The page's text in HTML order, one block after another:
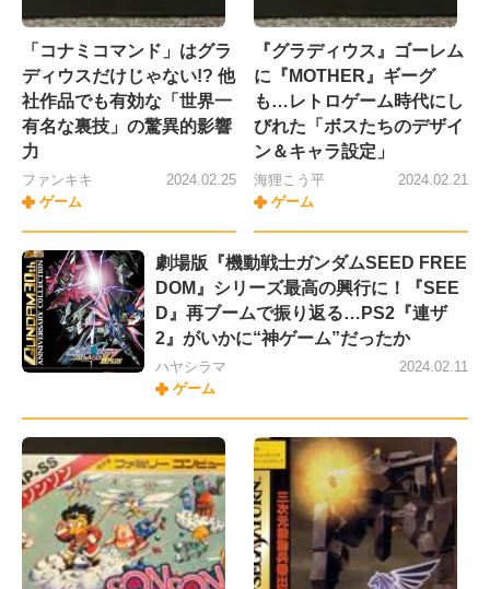
「コナミコマンド」はグラ
ディウスだけじゃない!? 他
社作品でも有効な「世界一
有名な裏技」の驚異的影響
力
ファンキキ
ゲーム
2024.02.25
『グラディウス』ゴーレム
に『MOTHER』ギーグ
も…レトロゲーム時代にし
びれた「ボスたちのデザイ
ン＆キャラ設定」
海狸こう平
ゲーム
2024.02.21
劇場版『機動戦士ガンダムSEED FREE
DOM』シリーズ最高の興行に！『SEE
D』再ブームで振り返る…PS2『連ザ
2』がいかに“神ゲーム”だったか
ハヤシラマ
ゲーム
2024.02.11